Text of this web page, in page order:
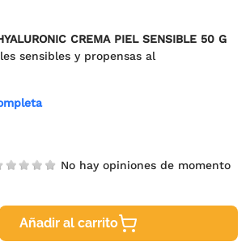
CREMA PIEL SENSIBLE 50 G
sensibles y propensas al
No hay opiniones de momento
Añadir al carrito